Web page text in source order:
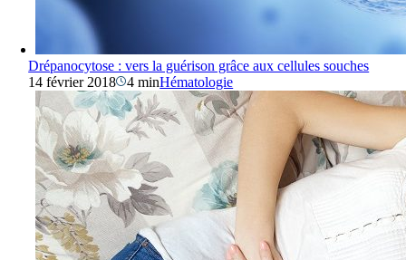
Drépanocytose : vers la guérison grâce aux cellules souches
14 février 2018
4 minHématologie